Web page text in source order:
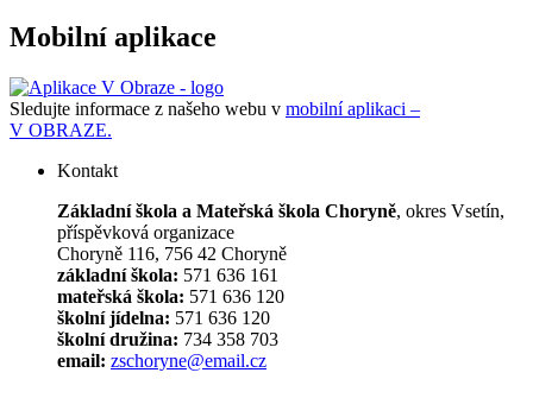
Mobilní aplikace
Sledujte informace z našeho webu v mobilní aplikaci –
V OBRAZE.
Kontakt
Základní škola a Mateřská škola Choryně, okres Vsetín,
příspěvková organizace
Choryně 116, 756 42 Choryně
základní škola: 571 636 161
mateřská škola: 571 636 120
školní jídelna: 571 636 120
školní družina: 734 358 703
email: zschoryne@email.cz